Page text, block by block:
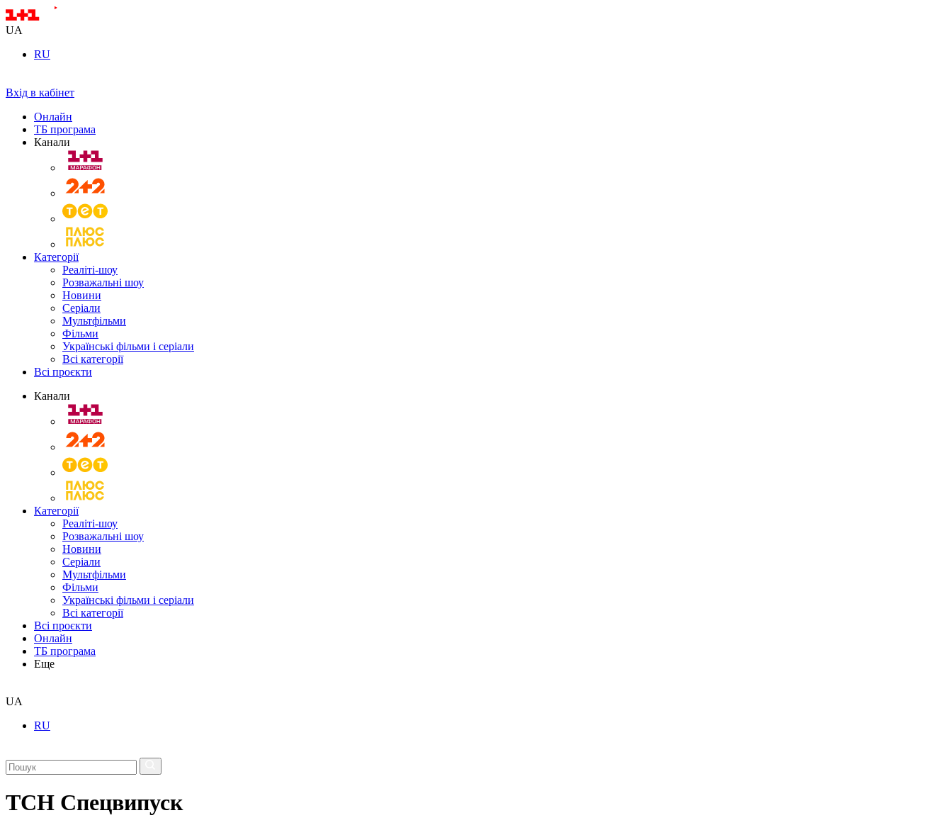
UA
RU
Вхід в кабінет
Онлайн
ТБ програма
Канали
Категорії
Реаліті-шоу
Розважальні шоу
Новини
Серіали
Мультфільми
Фільми
Українські фільми і серіали
Всі категорії
Всі проєкти
Канали
Категорії
Реаліті-шоу
Розважальні шоу
Новини
Серіали
Мультфільми
Фільми
Українські фільми і серіали
Всі категорії
Всі проєкти
Онлайн
ТБ програма
Еще
UA
RU
ТСН Спецвипуск